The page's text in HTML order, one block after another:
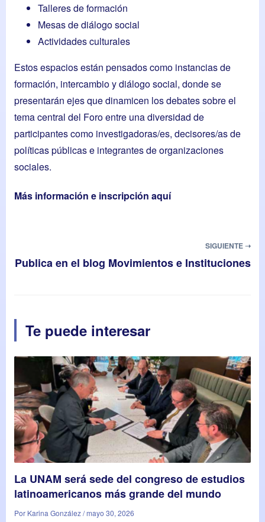
Talleres de formación
Mesas de diálogo social
Actividades culturales
Estos espacios están pensados como instancias de
formación, intercambio y diálogo social, donde se
presentarán ejes que dinamicen los debates sobre el
tema central del Foro entre una diversidad de
participantes como investigadoras/es, decisores/as de
políticas públicas e integrantes de organizaciones
sociales.
Más información e inscripción aquí
SIGUIENTE ➝
Publica en el blog Movimientos e Instituciones
Te puede interesar
La UNAM será sede del congreso de estudios
latinoamericanos más grande del mundo
Por Karina González / mayo 30, 2026